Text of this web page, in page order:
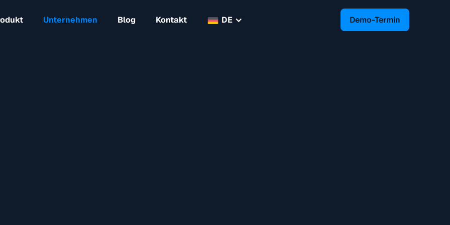
Unternehmen Blog Kontakt DE Demo-Termin